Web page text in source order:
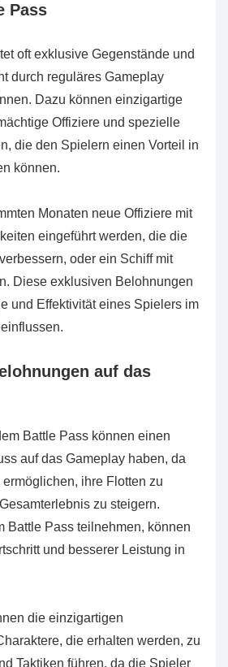
Pass
oft exklusive Gegenstände und
durch reguläres Gameplay
Dazu können einzigartige
Offiziere und spezielle
die den Spielern einen Vorteil in
können.
Monaten neue Offiziere mit
eingeführt werden, die die
oder ein Schiff mit
Diese exklusiven Belohnungen
und Effektivität eines Spielers im
auf das
Battle Pass können einen
auf das Gameplay haben, da
ihre Flotten zu
zu steigern.
Battle Pass teilnehmen, können
und besserer Leistung in
die einzigartigen
die erhalten werden, zu
Taktiken führen, da die Spieler